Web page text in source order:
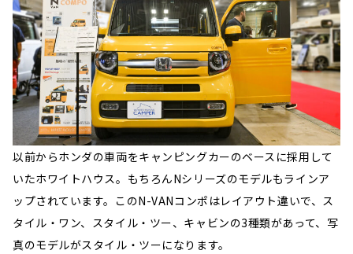
以前からホンダの車両をキャンピングカーのベースに採用して
いたホワイトハウス。もちろんNシリーズのモデルもラインア
ップされています。このN-VANコンポはレイアウト違いで、ス
タイル・ワン、スタイル・ツー、キャビンの3種類があって、写
真のモデルがスタイル・ツーになります。